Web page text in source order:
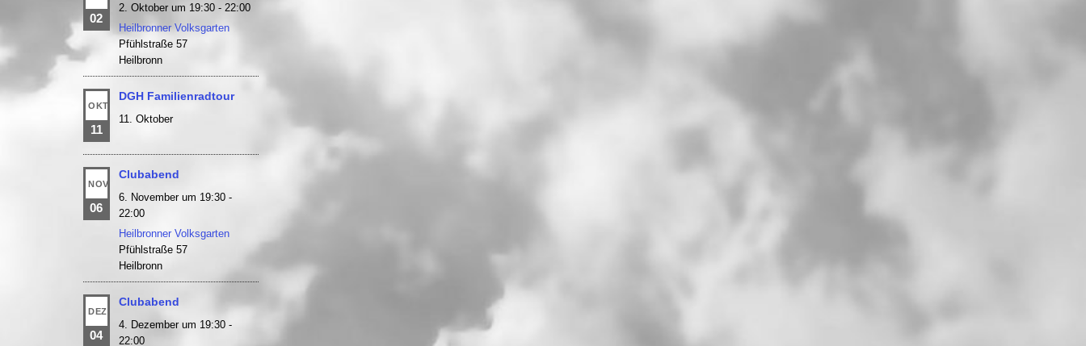
02
2. Oktober um 19:30- 22:00
Heilbronner Volksgarten
Pfühlstraße 57
Heilbronn
OKT.
11
DGH Familienradtour
11. Oktober
NOV.
06
Clubabend
6. November um 19:30-
22:00
Heilbronner Volksgarten
Pfühlstraße 57
Heilbronn
DEZ.
04
Clubabend
4. Dezember um 19:30-
22:00